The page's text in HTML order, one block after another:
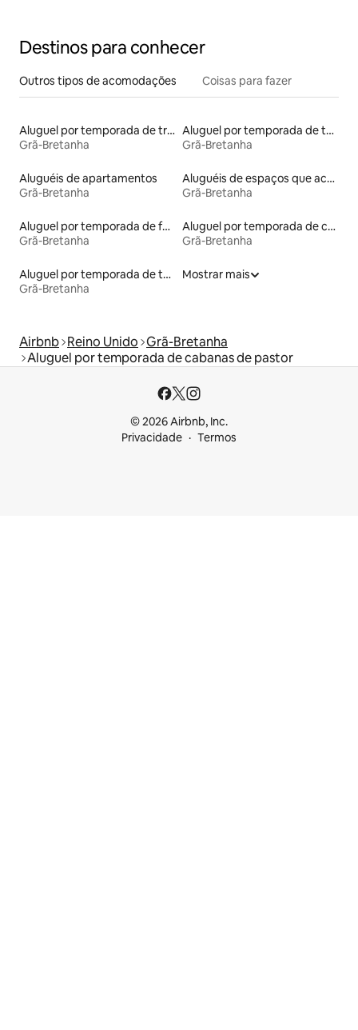
Destinos para conhecer
Outros tipos de acomodações Coisas para fazer
Aluguel por temporada de trailers
Grã-Bretanha
Aluguel por temporada de tendas tipi
Grã-Bretanha
Aluguéis de apartamentos
Grã-Bretanha
Aluguéis de espaços que aceitam animais de estimação
Grã-Bretanha
Aluguel por temporada de faróis
Grã-Bretanha
Aluguel por temporada de casas na terra
Grã-Bretanha
Aluguel por temporada de townhouses
Grã-Bretanha
Mostrar mais
Airbnb Reino Unido Grã-Bretanha
Aluguel por temporada de cabanas de pastor
© 2026 Airbnb, Inc.
Privacidade
Termos